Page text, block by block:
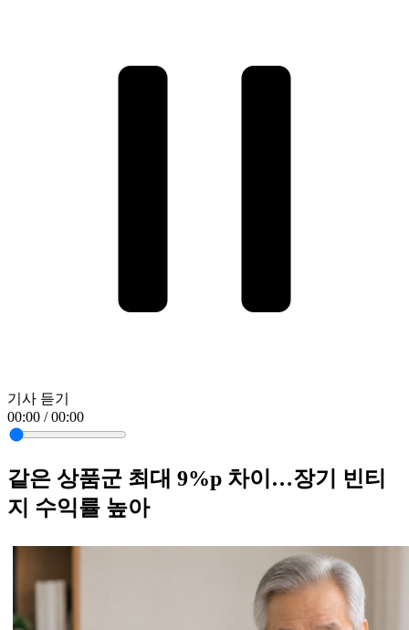
기사 듣기
00:00 / 00:00
같은 상품군 최대 9%p 차이…장기 빈티
지 수익률 높아